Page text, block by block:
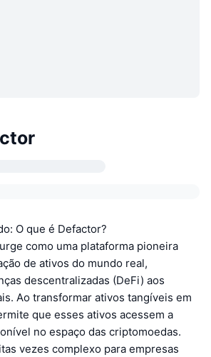
O que é Defactor?
como uma plataforma pioneira
de ativos do mundo real,
descentralizadas (DeFi) aos
Ao transformar ativos tangíveis em
que esses ativos acessem a
no espaço das criptomoedas.
vezes complexo para empresas